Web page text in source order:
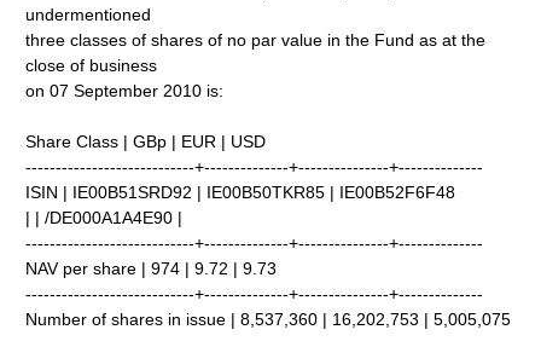
undermentioned
three classes of shares of no par value in the Fund as at the
close of business
on 07 September 2010 is:
Share Class | GBp | EUR | USD
----------------------------+--------------+---------------+--------------
ISIN | IE00B51SRD92 | IE00B50TKR85 | IE00B52F6F48
| | /DE000A1A4E90 |
----------------------------+--------------+---------------+--------------
NAV per share | 974 | 9.72 | 9.73
----------------------------+--------------+---------------+--------------
Number of shares in issue | 8,537,360 | 16,202,753 | 5,005,075